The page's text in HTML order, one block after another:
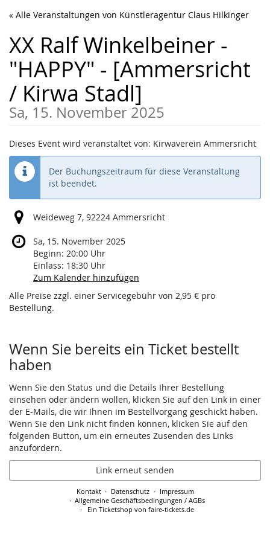
Zum
Inhalt
springen
« Alle Veranstaltungen von Künstleragentur Claus Hilkinger
XX Ralf Winkelbeiner -
"HAPPY" - [Ammersricht
/ Kirwa Stadl]
Sa, 15. November 2025
Dieses Event wird veranstaltet von: Kirwaverein Ammersricht
Der Buchungszeitraum für diese Veranstaltung
ist beendet.
Weideweg 7, 92224 Ammersricht
Sa, 15. November 2025
Beginn: 20:00 Uhr
Einlass: 18:30 Uhr
Zum Kalender hinzufügen
Alle Preise zzgl. einer Servicegebühr von 2,95 € pro
Bestellung.
Wenn Sie bereits ein Ticket bestellt
haben
Wenn Sie den Status und die Details Ihrer Bestellung
einsehen oder ändern wollen, klicken Sie auf den Link in einer
der E-Mails, die wir Ihnen im Bestellvorgang geschickt haben.
Wenn Sie den Link nicht finden können, klicken Sie auf den
folgenden Button, um ein erneutes Zusenden des Links
anzufordern.
Link erneut senden
Kontakt Datenschutz
Impressum
Allgemeine Geschäftsbedingungen / AGBs
Ein Ticketshop von faire-tickets.de